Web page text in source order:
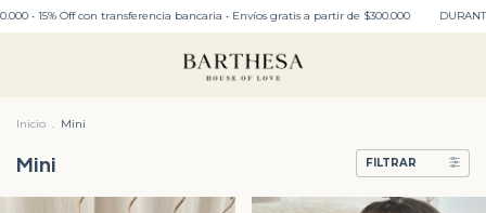
bancaria • Envíos gratis a partir de $300.000 DURANTE TODO JULIO:
Inicio . Mini
Mini FILTRAR